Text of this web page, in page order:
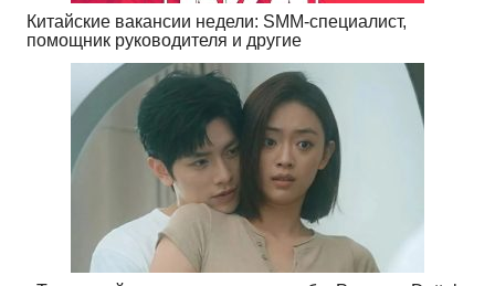
Китайские вакансии недели: SMM-специалист,
помощник руководителя и другие